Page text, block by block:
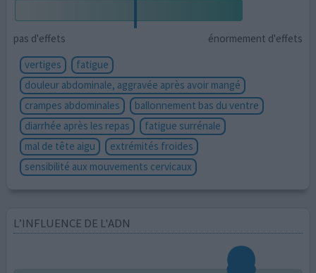
pas d'effets
énormement d'effets
vertiges
fatigue
douleur abdominale, aggravée après avoir mangé
crampes abdominales
ballonnement bas du ventre
diarrhée après les repas
fatigue surrénale
mal de tête aigu
extrémités froides
sensibilité aux mouvements cervicaux
L’INFLUENCE DE L'ADN